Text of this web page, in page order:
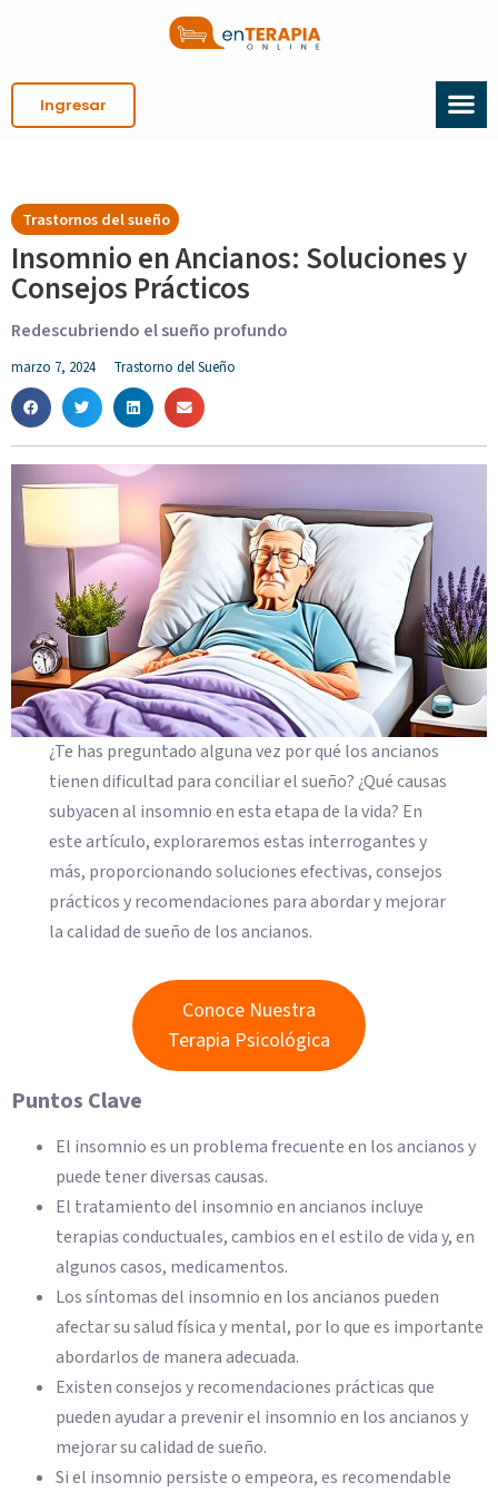
Ingresar
Trastornos del sueño
Insomnio en Ancianos: Soluciones y
Consejos Prácticos
Redescubriendo el sueño profundo
marzo 7, 2024 Trastorno del Sueño
¿Te has preguntado alguna vez por qué los ancianos
tienen dificultad para conciliar el sueño? ¿Qué causas
subyacen al insomnio en esta etapa de la vida? En
este artículo, exploraremos estas interrogantes y
más, proporcionando soluciones efectivas, consejos
prácticos y recomendaciones para abordar y mejorar
la calidad de sueño de los ancianos.
Conoce Nuestra
Terapia Psicológica
Puntos Clave
El insomnio es un problema frecuente en los ancianos y
puede tener diversas causas.
El tratamiento del insomnio en ancianos incluye
terapias conductuales, cambios en el estilo de vida y, en
algunos casos, medicamentos.
Los síntomas del insomnio en los ancianos pueden
afectar su salud física y mental, por lo que es importante
abordarlos de manera adecuada.
Existen consejos y recomendaciones prácticas que
pueden ayudar a prevenir el insomnio en los ancianos y
mejorar su calidad de sueño.
Si el insomnio persiste o empeora, es recomendable